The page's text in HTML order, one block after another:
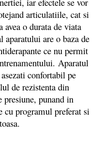
articulatiile, cat si
avea o durata de viata
aparatului are o baza de
ce nu permit
Aparatul
confortabil pe
de rezistenta din
punand in
cu programul preferat si